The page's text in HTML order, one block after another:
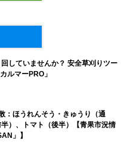
していませんか？ 安全草刈りツー
ルマーPRO」
：ほうれんそう・きゅうり（通
）、トマト（後半）【青果市況情
」】